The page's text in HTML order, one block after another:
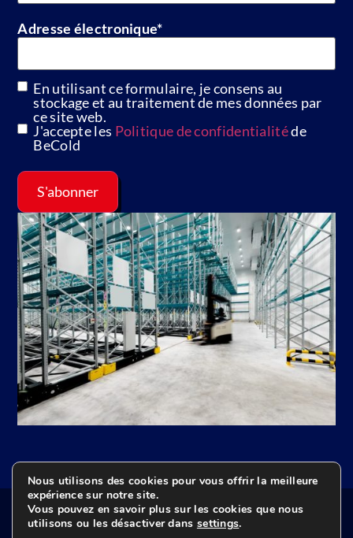
Adresse électronique*
GDPR
En utilisant ce formulaire, je consens au
stockage et au traitement de mes données par
ce site web.
J'accepte les Politique de confidentialitéde
BeCold
© 2009-2026 BeCold tous droits réservés
Politique de confidentialité
Nous utilisons des cookies pour vous offrir la meilleure
expérience sur notre site.
Vous pouvez en savoir plus sur les cookies que nous
utilisons ou les désactiver dans settings.